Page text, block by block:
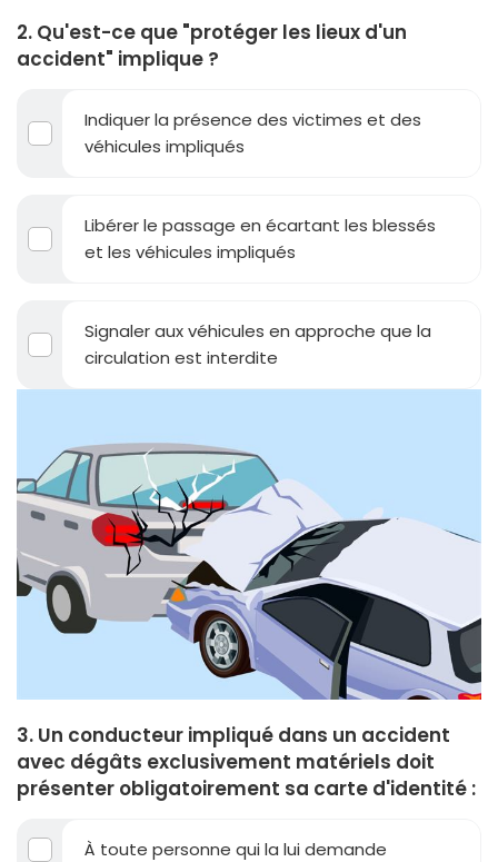
2. Qu'est-ce que "protéger les lieux d'un
accident" implique ?
Indiquer la présence des victimes et des
véhicules impliqués
Libérer le passage en écartant les blessés
et les véhicules impliqués
Signaler aux véhicules en approche que la
circulation est interdite
3. Un conducteur impliqué dans un accident
avec dégâts exclusivement matériels doit
présenter obligatoirement sa carte d'identité :
À toute personne qui la lui demande